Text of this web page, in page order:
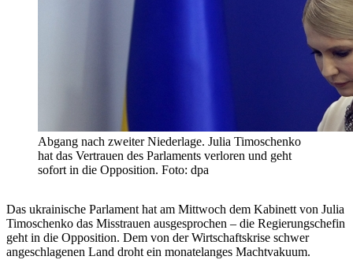
Abgang nach zweiter Niederlage. Julia Timoschenko
hat das Vertrauen des Parlaments verloren und geht
sofort in die Opposition. Foto: dpa
Das ukrainische Parlament hat am Mittwoch dem Kabinett von Julia
Timoschenko das Misstrauen ausgesprochen – die Regierungschefin
geht in die Opposition. Dem von der Wirtschaftskrise schwer
angeschlagenen Land droht ein monatelanges Machtvakuum.